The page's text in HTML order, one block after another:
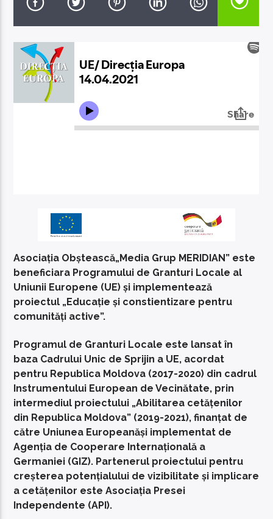
EcoFM Chisinau
Asociația Obștească„Media Grup MERIDIAN” este
beneficiara Programului de Granturi Locale al
Uniunii Europene (UE) și implementează
proiectul „Educație și constientizare pentru
comunități active”.
Programul de Granturi Locale este lansat în
baza Cadrului Unic de Sprijin a UE, acordat
pentru Republica Moldova (2017-2020) din cadrul
Instrumentului European de Vecinătate, prin
intermediul proiectului „Abilitarea cetățenilor
din Republica Moldova” (2019-2021), finanțat de
către Uniunea Europeanăși implementat de
Agenția de Cooperare Internațională a
Germaniei (GIZ). Partenerul proiectului pentru
creșterea potențialului de vizibilitate și implicare
a cetățenilor este Asociația Presei
Independente (API).